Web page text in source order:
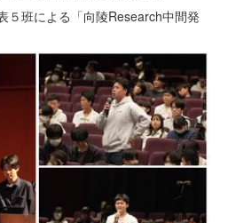
５班による「向陵Research中間発